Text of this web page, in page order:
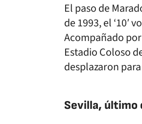
El paso de
de 1993, el ‘10′
Acompañado
Estadio Coloso
desplazaron
Sevilla, último